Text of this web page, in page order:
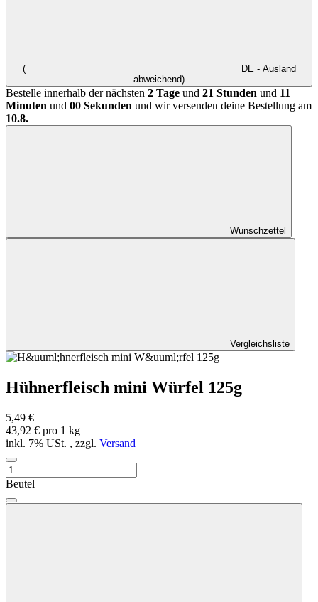
(
DE - Ausland
abweichend)
Bestelle innerhalb der nächsten 2 Tage und 21 Stunden und 11
Minuten und 00 Sekunden und wir versenden deine Bestellung am
10.8.
Wunschzettel
Vergleichsliste
Hühnerfleisch mini Würfel 125g
5,49 €
43,92 € pro 1 kg
inkl. 7% USt. , zzgl. Versand
Beutel